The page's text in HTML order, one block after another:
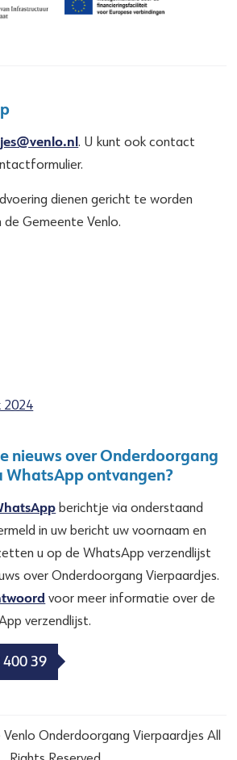
. U kunt ook contact
dienen gericht te worden
de Gemeente Venlo.
2024
nieuws over Onderdoorgang
WhatsApp ontvangen?
berichtje via onderstaand
in uw bericht uw voornaam en
u op de WhatsApp verzendlijst
over Onderdoorgang Vierpaardjes.
voor meer informatie over de
verzendlijst.
39
Onderdoorgang Vierpaardjes All